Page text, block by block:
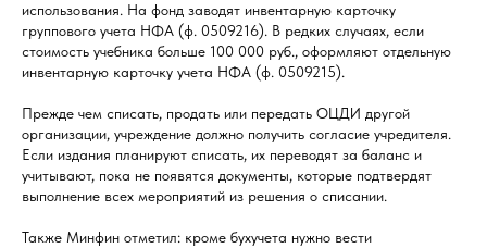
использования. На фонд заводят инвентарную карточку
группового учета НФА (ф. 0509216). В редких случаях, если
стоимость учебника больше 100 000 руб., оформляют отдельную
инвентарную карточку учета НФА (ф. 0509215).
Прежде чем списать, продать или передать ОЦДИ другой
организации, учреждение должно получить согласие учредителя.
Если издания планируют списать, их переводят за баланс и
учитывают, пока не появятся документы, которые подтвердят
выполнение всех мероприятий из решения о списании.
Также Минфин отметил: кроме бухучета нужно вести